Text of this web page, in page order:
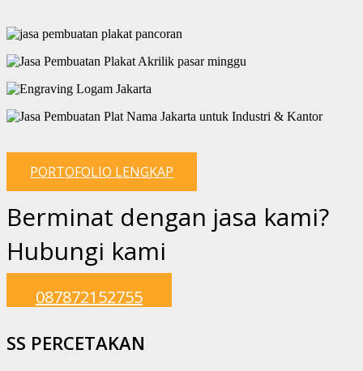
PORTOFOLIO LENGKAP
Berminat dengan jasa kami?
Hubungi kami
087872152755
SS PERCETAKAN